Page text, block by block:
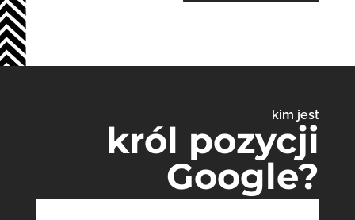
kim jest
król pozycji
Google?